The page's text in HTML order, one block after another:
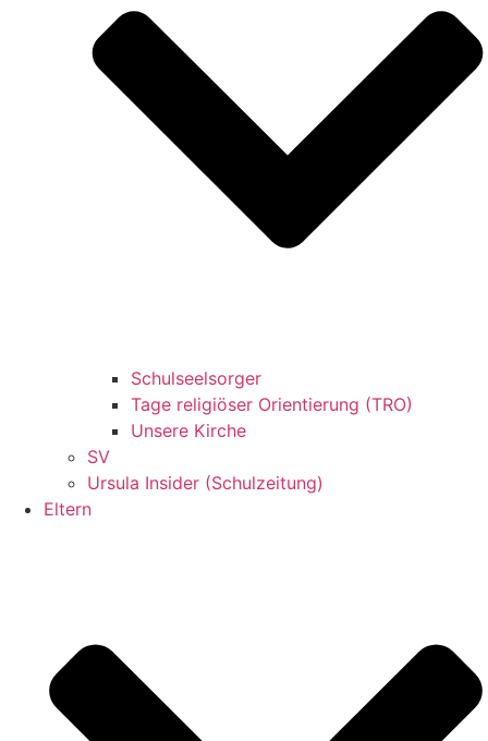
Schulseelsorger
Tage religiöser Orientierung (TRO)
Unsere Kirche
SV
Ursula Insider (Schulzeitung)
Eltern